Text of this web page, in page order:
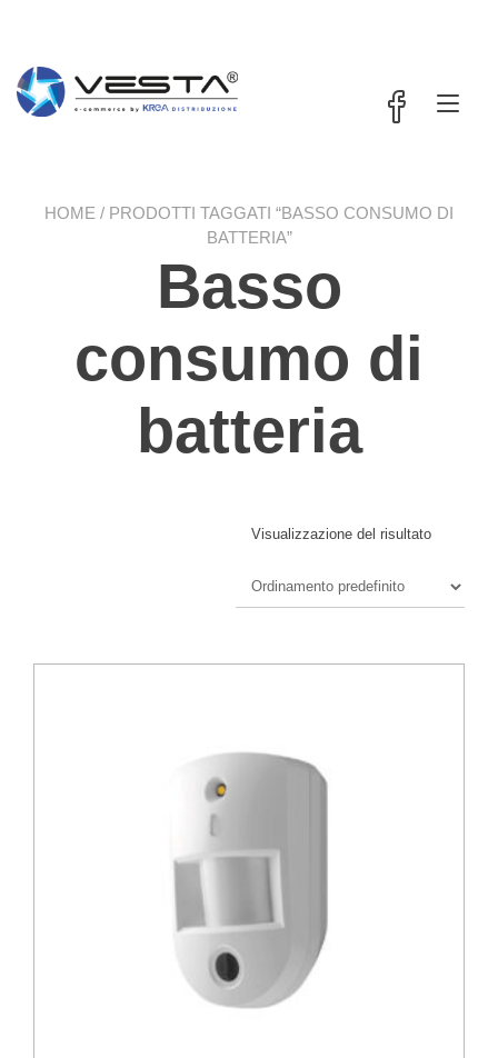
HOME / PRODOTTI TAGGATI “BASSO CONSUMO DI
BATTERIA”
Basso
consumo di
batteria
Visualizzazione del risultato